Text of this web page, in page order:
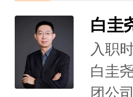
白圭
入职
白圭
团公